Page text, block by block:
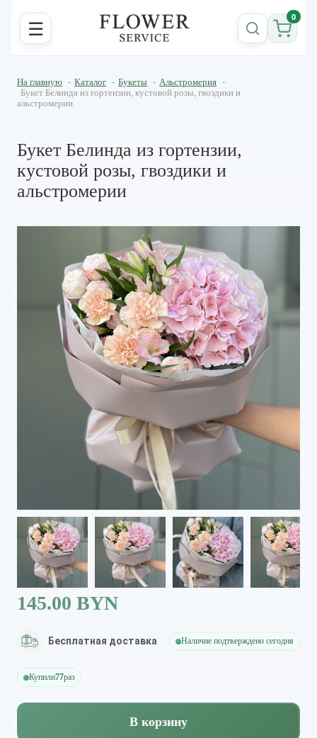
☰ 0
На главную - Каталог - Букеты - Альстромерия -
Букет Белинда из гортензии, кустовой розы, гвоздики и
альстромерии
Букет Белинда из гортензии,
кустовой розы, гвоздики и
альстромерии
145.00 BYN
Бесплатная доставка Наличие подтверждено сегодня
Купили77раз
В корзину